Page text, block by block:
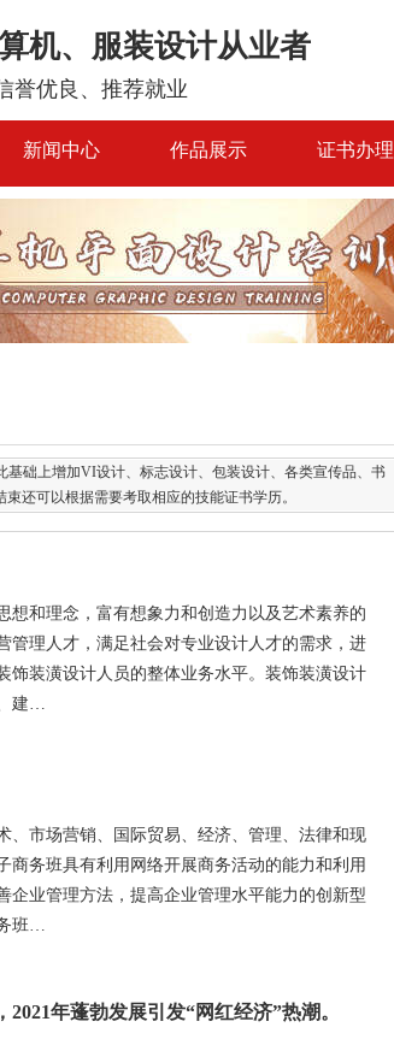
机、服装设计从业者
誉优良、推荐就业
新闻中心 作品展示 证书办理
基础上增加VI设计、标志设计、包装设计、各类宣传品、书
还可以根据需要考取相应的技能证书学历。
想和理念，富有想象力和创造力以及艺术素养的
管理人才，满足社会对专业设计人才的需求，进
饰装潢设计人员的整体业务水平。装饰装潢设计
建…
、市场营销、国际贸易、经济、管理、法律和现
商务班具有利用网络开展商务活动的能力和利用
企业管理方法，提高企业管理水平能力的创新型
班…
年蓬勃发展引发“网红经济”热潮。